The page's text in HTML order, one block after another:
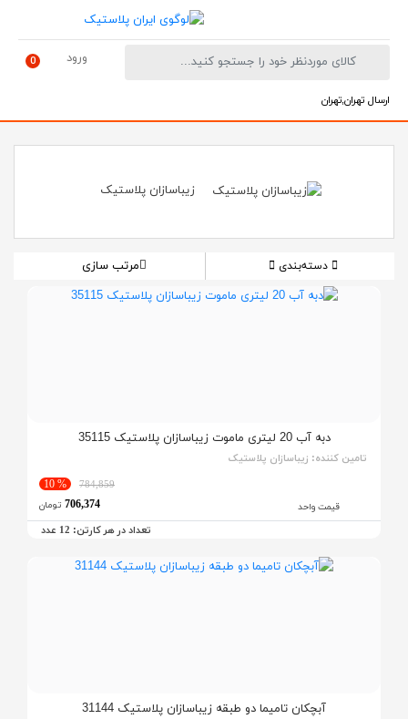
ورود 0
ارسال تهران,تهران
زیباسازان پلاستیک
دسته‌بندی مرتب سازی
دبه آب 20 لیتری ماموت زیباسازان پلاستیک 35115
تامین کننده: زیباسازان پلاستیک
قیمت واحد
784,859
% 10
706,374 تومان
تعداد در هر کارتن: 12 عدد
آبچکان تامیما دو طبقه زیباسازان پلاستیک 31144